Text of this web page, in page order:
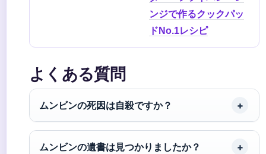
ンジで作るクックパッ
ドNo.1レシピ
よくある質問
ムンビンの死因は自殺ですか？
ムンビンの遺書は見つかりましたか？